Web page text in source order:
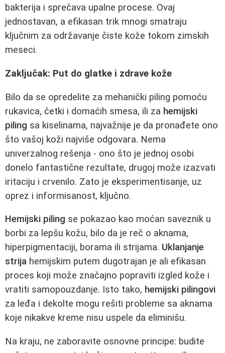
bakterija i sprečava upalne procese. Ovaj
jednostavan, a efikasan trik mnogi smatraju
ključnim za održavanje čiste kože tokom zimskih
meseci.
Zaključak: Put do glatke i zdrave kože
Bilo da se opredelite za mehanički piling pomoću
rukavica, četki i domaćih smesa, ili za hemijski
piling sa kiselinama, najvažnije je da pronađete ono
što vašoj koži najviše odgovara. Nema
univerzalnog rešenja - ono što je jednoj osobi
donelo fantastične rezultate, drugoj može izazvati
iritaciju i crvenilo. Zato je eksperimentisanje, uz
oprez i informisanost, ključno.
Hemijski piling se pokazao kao moćan saveznik u
borbi za lepšu kožu, bilo da je reč o aknama,
hiperpigmentaciji, borama ili strijama. Uklanjanje
strija hemijskim putem dugotrajan je ali efikasan
proces koji može značajno popraviti izgled kože i
vratiti samopouzdanje. Isto tako, hemijski pilingovi
za leđa i dekolte mogu rešiti probleme sa aknama
koje nikakve kreme nisu uspele da eliminišu.
Na kraju, ne zaboravite osnovne principe: budite